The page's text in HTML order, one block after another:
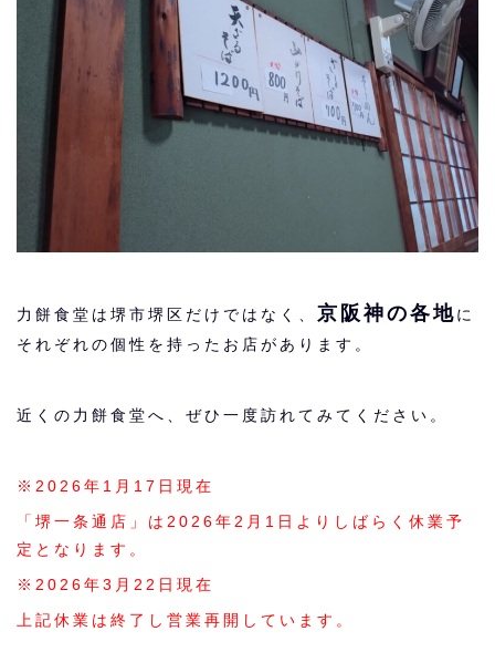
力餅食堂は堺市堺区だけではなく、 京阪神の各地に
それぞれの個性を持ったお店があります。
近くの力餅食堂へ、ぜひ一度訪れてみてください。
※2026年1月17日現在
「堺一条通店」は2026年2月1日よりしばらく休業予
定となります。
※2026年3月22日現在
上記休業は終了し営業再開しています。